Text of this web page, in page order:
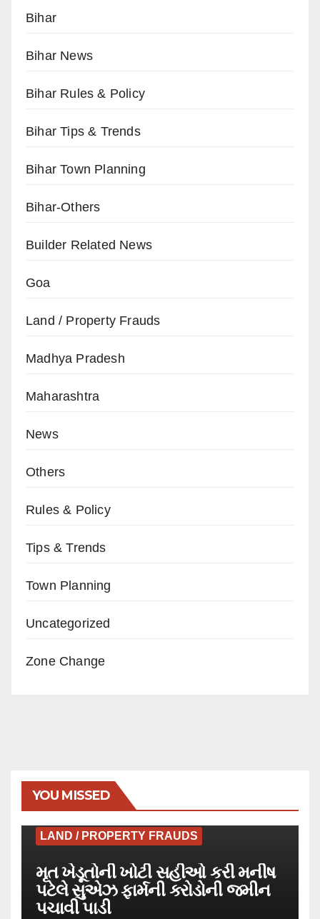
Bihar
Bihar News
Bihar Rules & Policy
Bihar Tips & Trends
Bihar Town Planning
Bihar-Others
Builder Related News
Goa
Land / Property Frauds
Madhya Pradesh
Maharashtra
News
Others
Rules & Policy
Tips & Trends
Town Planning
Uncategorized
Zone Change
YOU MISSED
LAND / PROPERTY FRAUDS
મૃત ખેડૂતોની ખોટી સહીઓ કરી મનીષ
પટેલે સુએઝ ફાર્મની કરોડોની જમીન
પચાવી પાડી